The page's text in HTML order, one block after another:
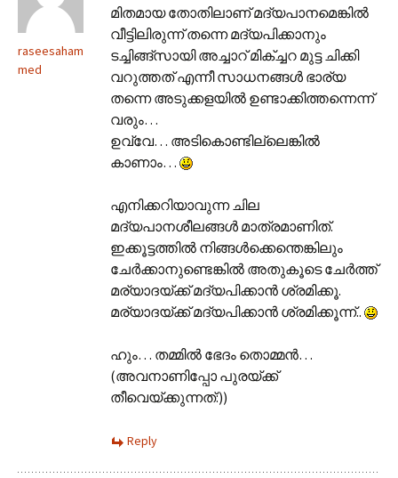
raseesaham
med
മിതമായ തോതിലാണ് മദ്യപാനമെങ്കില്‍
വീട്ടിലിരുന്ന് തന്നെ മദ്യപിക്കാനും
ടച്ചിങ്ങ്‌സായി അച്ചാറ് മിക്ച്ചറ മുട്ട ചിക്കി
വറുത്തത് എന്നീ സാധനങ്ങള്‍ ഭാര്യ
തന്നെ അടുക്കളയില്‍ ഉണ്ടാക്കിത്തന്നെന്ന്
വരും…
ഉവ്വേ… അടികൊണ്ടില്ലെങ്കില്‍
കാണാം…
എനിക്കറിയാവുന്ന ചില
മദ്യപാനശീലങ്ങള്‍ മാത്രമാണിത്.
ഇക്കൂട്ടത്തില്‍ നിങ്ങള്‍ക്കെന്തെങ്കിലും
ചേര്‍ക്കാനുണ്ടെങ്കില്‍ അതുകൂടെ ചേര്‍ത്ത്
മര്യാദയ്ക്ക് മദ്യപിക്കാന്‍ ശ്രമിക്കൂ.
മര്യാദയ്ക്ക് മദ്യപിക്കാന്‍ ശ്രമിക്കൂന്ന്‌..
ഹും… തമ്മില്‍ ഭേദം തൊമ്മന്‍…
(അവനാണിപ്പോ പുരയ്ക്ക്
തീവെയ്ക്കുന്നത്:))
Reply